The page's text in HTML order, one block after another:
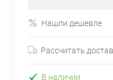
Нашли дешевле
Рассчитать
В наличии